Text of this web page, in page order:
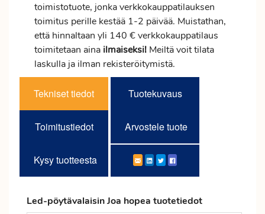
toimistotuote, jonka verkkokauppatilauksen
toimitus perille kestää 1-2 päivää. Muistathan,
että hinnaltaan yli 140 € verkkokauppatilaus
toimitetaan aina ilmaiseksi! Meiltä voit tilata
laskulla ja ilman rekisteröitymistä.
Tekniset tiedot Tuotekuvaus
Toimitustiedot Arvostele tuote
Kysy tuotteesta
Led-pöytävalaisin Joa hopea tuotetiedot